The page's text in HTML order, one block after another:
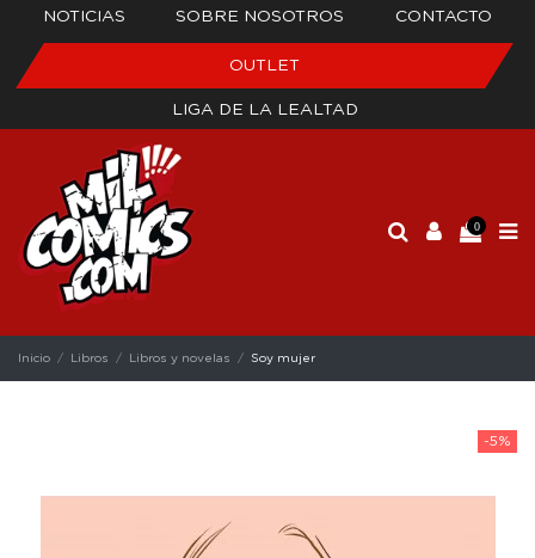
NOTICIAS SOBRE NOSOTROS CONTACTO
OUTLET
LIGA DE LA LEALTAD
0
Inicio Libros Libros y novelas Soy mujer
-5%